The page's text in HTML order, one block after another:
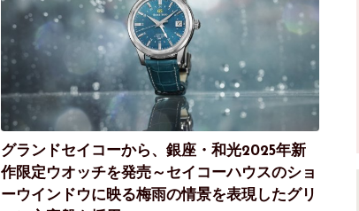
グランドセイコーから、銀座・和光2025年新
作限定ウオッチを発売～セイコーハウスのショ
ーウインドウに映る梅雨の情景を表現したグリ